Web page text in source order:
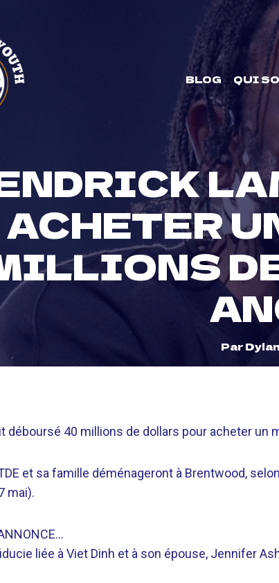
BLOG QUI
ACHETER
Par
déboursé 40 millions de dollars pour acheter un
et sa famille déménageront à Brentwood,
mai).
liée à Viet Dinh et à son épouse, Jennifer